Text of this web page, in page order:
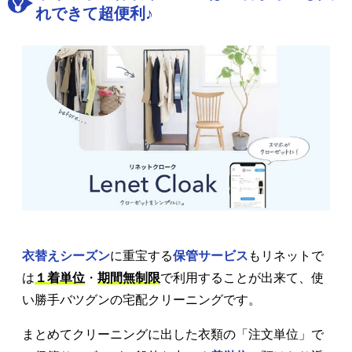
れできて超便利♪
衣替えシーズンに重宝する保管サービス もリネットで
は １着単位 ・ 期間無制限で利用することが出来て、使
い勝手バツグンの宅配クリーニングです。
まとめてクリーニングに出した衣類の「注文単位」で